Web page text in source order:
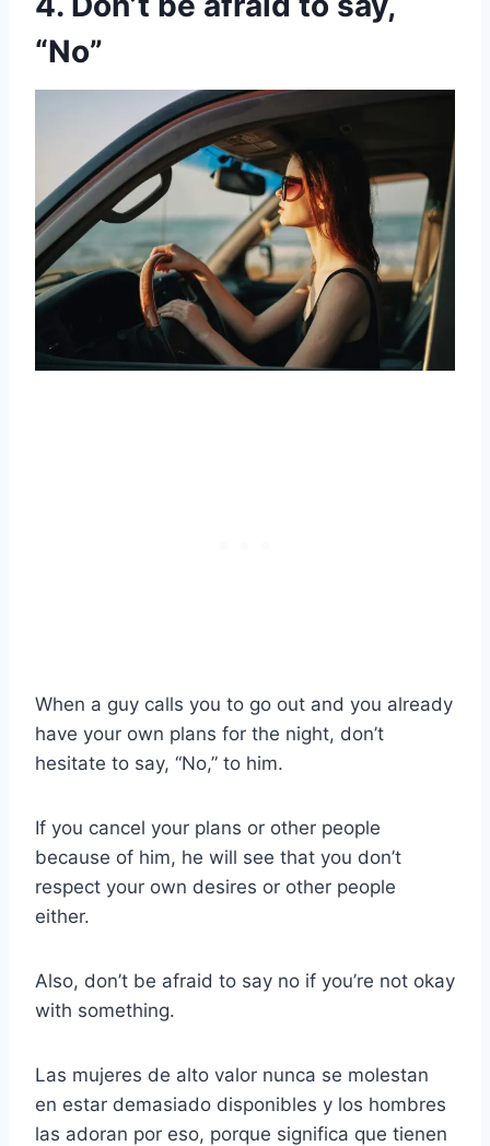
“No”
When a guy calls you to go out and you already
have your own plans for the night, don’t
hesitate to say, “No,” to him.
If you cancel your plans or other people
because of him, he will see that you don’t
respect your own desires or other people
either.
Also, don’t be afraid to say no if you’re not okay
with something.
Las mujeres de alto valor nunca se molestan
en estar demasiado disponibles y los hombres
las adoran por eso, porque significa que tienen